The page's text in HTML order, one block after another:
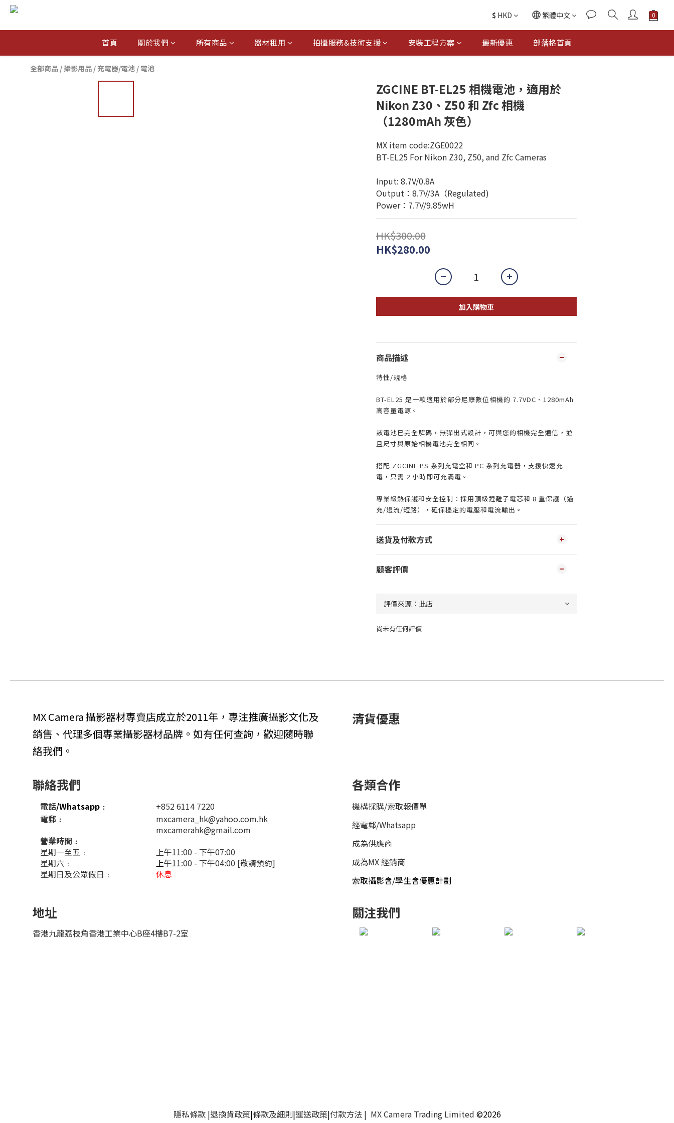
$ HKD 繁體中文
首頁 關於我們 所有商品 器材租用 拍攝服務&技術支援 安裝工程方案 最新優惠 部落格首頁
全部商品 /攝影用品 / 充電器/電池 / 電池
ZGCINE BT-EL25 相機電池，適用於
Nikon Z30、Z50 和 Zfc 相機
（1280mAh 灰色）
MX item code:ZGE0022
BT-EL25 For Nikon Z30, Z50, and Zfc Cameras
Input: 8.7V/0.8A
Output：8.7V/3A（Regulated)
Power：7.7V/9.85wH
HK$300.00
HK$280.00
加入購物車
商品描述
特性/規格
BT-EL25 是一款適用於部分尼康數位相機的 7.7VDC、1280mAh
高容量電源。
該電池已完全解碼，無彈出式設計，可與您的相機完全通信，並
且尺寸與原始相機電池完全相同。
搭配 ZGCINE PS 系列充電盒和 PC 系列充電器，支援快速充
電，只需 2 小時即可充滿電。
專業級熱保護和安全控制：採用頂級鋰離子電芯和 8 重保護（過
充/過流/短路），確保穩定的電壓和電流輸出。
送貨及付款方式
顧客評價
尚未有任何評價
MX Camera 攝影器材專賣店成立於2011年，專注推廣攝影文化及
銷售、代理多個專業攝影器材品牌。如有任何查詢，歡迎隨時聯
絡我們。
清貨優惠
聯絡我們
電話/Whatsapp ﹕
+852 6114 7220
電郵﹕
mxcamera_hk@yahoo.com.hk
mxcamerahk@gmail.com
營業時間﹕
星期一至五﹕
上午11:00 - 下午07:00
星期六﹕
上午11:00 - 下午04:00 [敬請預約]
星期日及公眾假日﹕
休息
各類合作
機構採購/索取報價單
經電郵/Whatsapp
成為供應商
成為MX 經銷商
索取攝影會/學生會優惠計劃
地址
香港九龍荔枝角香港工業中心B座4樓B7-2室
關注我們
隱私條款|退換貨政策|條款及細則|運送政策|付款方法| MX Camera Trading Limited ©2026